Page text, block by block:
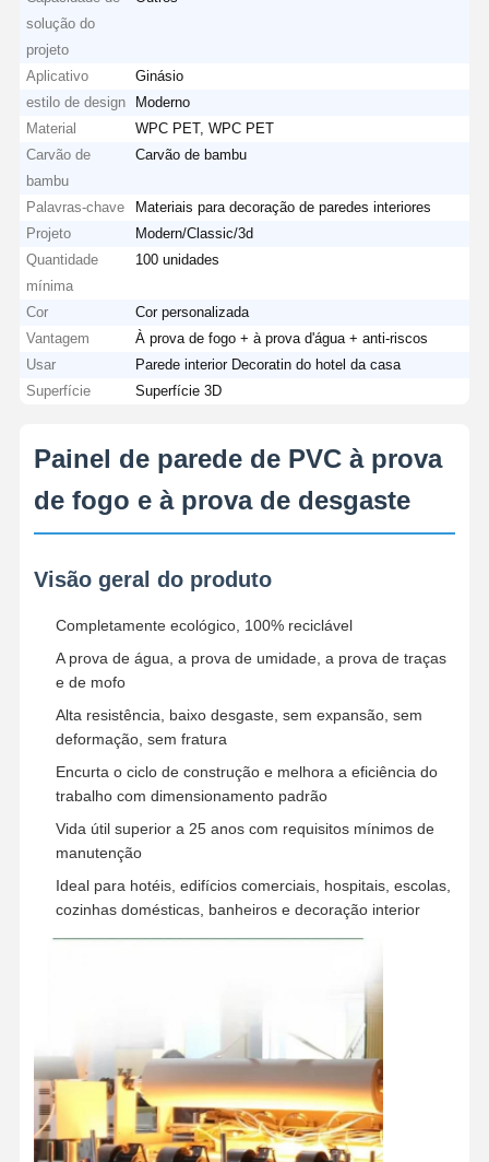
solução do
projeto
Aplicativo
Ginásio
estilo de design
Moderno
Material
WPC PET, WPC PET
Carvão de
bambu
Carvão de bambu
Palavras-chave
Materiais para decoração de paredes interiores
Projeto
Modern/Classic/3d
Quantidade
mínima
100 unidades
Cor
Cor personalizada
Vantagem
À prova de fogo + à prova d'água + anti-riscos
Usar
Parede interior Decoratin do hotel da casa
Superfície
Superfície 3D
Painel de parede de PVC à prova
de fogo e à prova de desgaste
Visão geral do produto
Completamente ecológico, 100% reciclável
A prova de água, a prova de umidade, a prova de traças
e de mofo
Alta resistência, baixo desgaste, sem expansão, sem
deformação, sem fratura
Encurta o ciclo de construção e melhora a eficiência do
trabalho com dimensionamento padrão
Vida útil superior a 25 anos com requisitos mínimos de
manutenção
Ideal para hotéis, edifícios comerciais, hospitais, escolas,
cozinhas domésticas, banheiros e decoração interior